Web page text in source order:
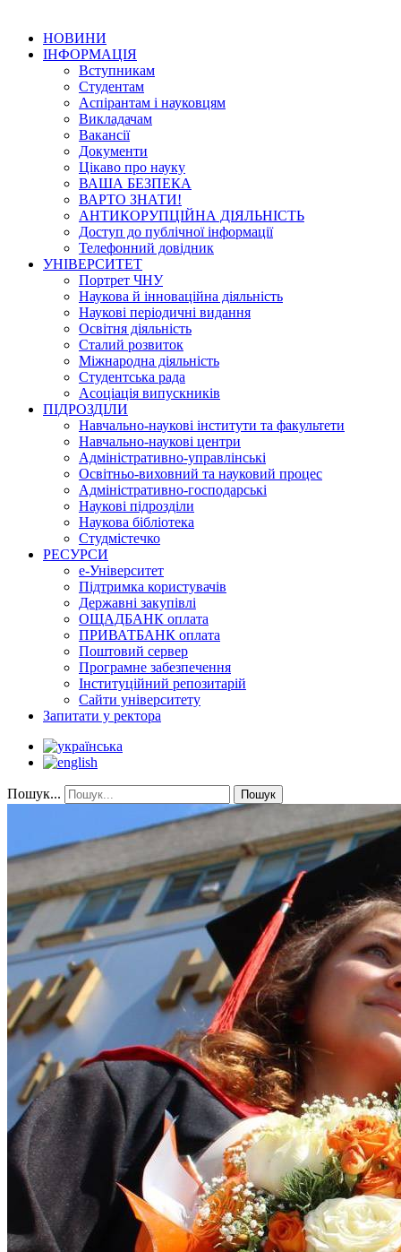
НОВИНИ
ІНФОРМАЦІЯ
Вступникам
Студентам
Аспірантам і науковцям
Викладачам
Вакансії
Документи
Цікаво про науку
ВАША БЕЗПЕКА
ВАРТО ЗНАТИ!
АНТИКОРУПЦІЙНА ДІЯЛЬНІСТЬ
Доступ до публічної інформації
Телефонний довідник
УНІВЕРСИТЕТ
Портрет ЧНУ
Наукова й інноваційна діяльність
Наукові періодичні видання
Освітня діяльність
Сталий розвиток
Міжнародна діяльність
Студентська рада
Асоціація випускників
ПІДРОЗДІЛИ
Навчально-наукові інститути та факультети
Навчально-наукові центри
Адміністративно-управлінські
Освітньо-виховний та науковий процес
Адміністративно-господарські
Наукові підрозділи
Наукова бібліотека
Студмістечко
РЕСУРСИ
е-Університет
Підтримка користувачів
Державні закупівлі
ОЩАДБАНК оплата
ПРИВАТБАНК оплата
Поштовий сервер
Програмне забезпечення
Інституційний репозитарій
Сайти університету
Запитати у ректора
Пошук... Пошук